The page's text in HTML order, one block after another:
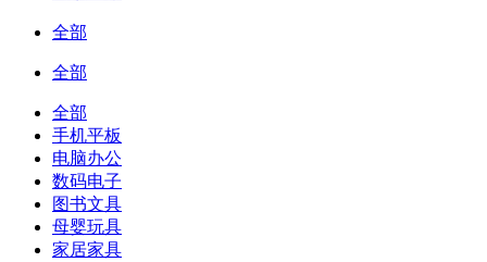
全部
全部
全部
手机平板
电脑办公
数码电子
图书文具
母婴玩具
家居家具